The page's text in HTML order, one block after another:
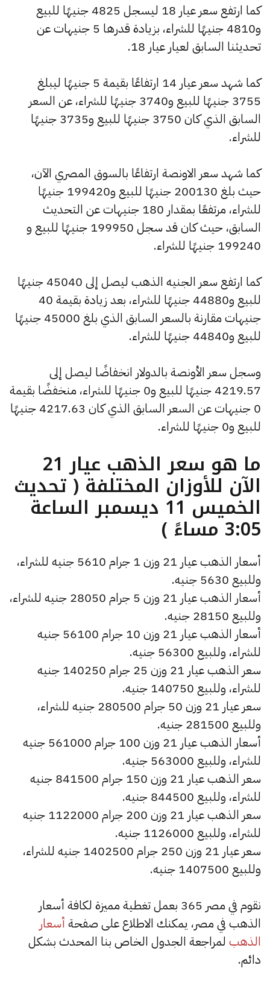
كما ارتفع سعر عيار 18 ليسجل 4825 جنيهًا للبيع
و4810 جنيهًا للشراء، بزيادة قدرها 5 جنيهات عن
تحديثنا السابق لعيار عيار 18.
كما شهد سعر عيار 14 ارتفاعًا بقيمة 5 جنيهًا ليبلغ
3755 جنيهًا للبيع و3740 جنيهًا للشراء، عن السعر
السابق الذي كان 3750 جنيهًا للبيع و3735 جنيهًا
للشراء.
كما شهد سعر الاونصة ارتفاعًا بالسوق المصري الآن،
حيث بلغ 200130 جنيهًا للبيع و199420 جنيهًا
للشراء، مرتفعًا بمقدار 180 جنيهات عن التحديث
السابق، حيث كان قد سجل 199950 جنيهًا للبيع و
199240 جنيهًا للشراء.
كما ارتفع سعر الجنيه الذهب ليصل إلى 45040 جنيهًا
للبيع و44880 جنيهًا للشراء، بعد زيادة بقيمة 40
جنيهات مقارنة بالسعر السابق الذي بلغ 45000 جنيهًا
للبيع و44840 جنيهًا للشراء.
وسجل سعر الأونصة بالدولار انخفاضًا ليصل إلى
4219.57 جنيهًا للبيع و0 جنيهًا للشراء، منخفضًا بقيمة
0 جنيهات عن السعر السابق الذي كان 4217.63 جنيهًا
للبيع و0 جنيهًا للشراء.
ما هو سعر الذهب عيار 21
الآن للأوزان المختلفة ( تحديث
الخميس 11 ديسمبر الساعة
3:05 مساءً )
أسعار الذهب عيار 21 وزن 1 جرام 5610 جنيه للشراء،
وللبيع 5630 جنيه.
أسعار الذهب عيار 21 وزن 5 جرام 28050 جنيه للشراء،
وللبيع 28150 جنيه.
أسعار الذهب عيار 21 وزن 10 جرام 56100 جنيه
للشراء، وللبيع 56300 جنيه.
سعر الذهب عيار 21 وزن 25 جرام 140250 جنيه
للشراء، وللبيع 140750 جنيه.
سعر عيار 21 وزن 50 جرام 280500 جنيه للشراء،
وللبيع 281500 جنيه.
أسعار الذهب عيار 21 وزن 100 جرام 561000 جنيه
للشراء، وللبيع 563000 جنيه.
سعر الذهب عيار 21 وزن 150 جرام 841500 جنيه
للشراء، وللبيع 844500 جنيه.
سعر الذهب عيار 21 وزن 200 جرام 1122000 جنيه
للشراء، وللبيع 1126000 جنيه.
سعر عيار 21 وزن 250 جرام 1402500 جنيه للشراء،
وللبيع 1407500 جنيه.
نقوم في مصر 365 بعمل تغطية مميزة لكافة أسعار
الذهب في مصر، يمكنك الاطلاع على صفحة أسعار
الذهب لمراجعة الجدول الخاص بنا المحدث بشكل
دائم.